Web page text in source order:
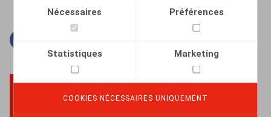
Nécessaires Préférences
Statistiques Marketing
COOKIES NÉCESSAIRES UNIQUEMENT